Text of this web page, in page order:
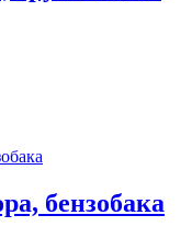
бензобака